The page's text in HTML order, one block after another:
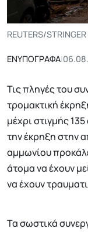
REUTERS/STRINGER
ΕΝΥΠΟΓΡΑΦΑ|
Τις πληγές του
τρομακτική
μέχρι στιγμής
την έκρηξη στην
αμμωνίου
άτομα να έχουν
να έχουν
Τα σωστικά